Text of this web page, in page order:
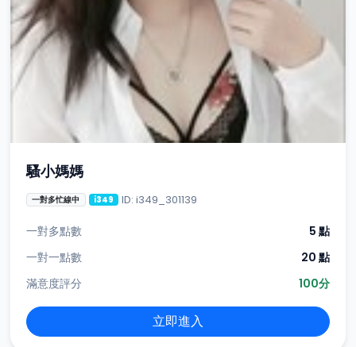
騷小媽媽
一對多忙線中 i349 ID: i349_301139
一對多點數
5 點
一對一點數
20 點
滿意度評分
100分
立即進入